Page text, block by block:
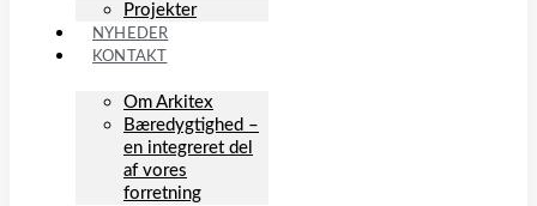
Projekter
NYHEDER
KONTAKT
Om Arkitex
Bæredygtighed –
en integreret del
af vores
forretning